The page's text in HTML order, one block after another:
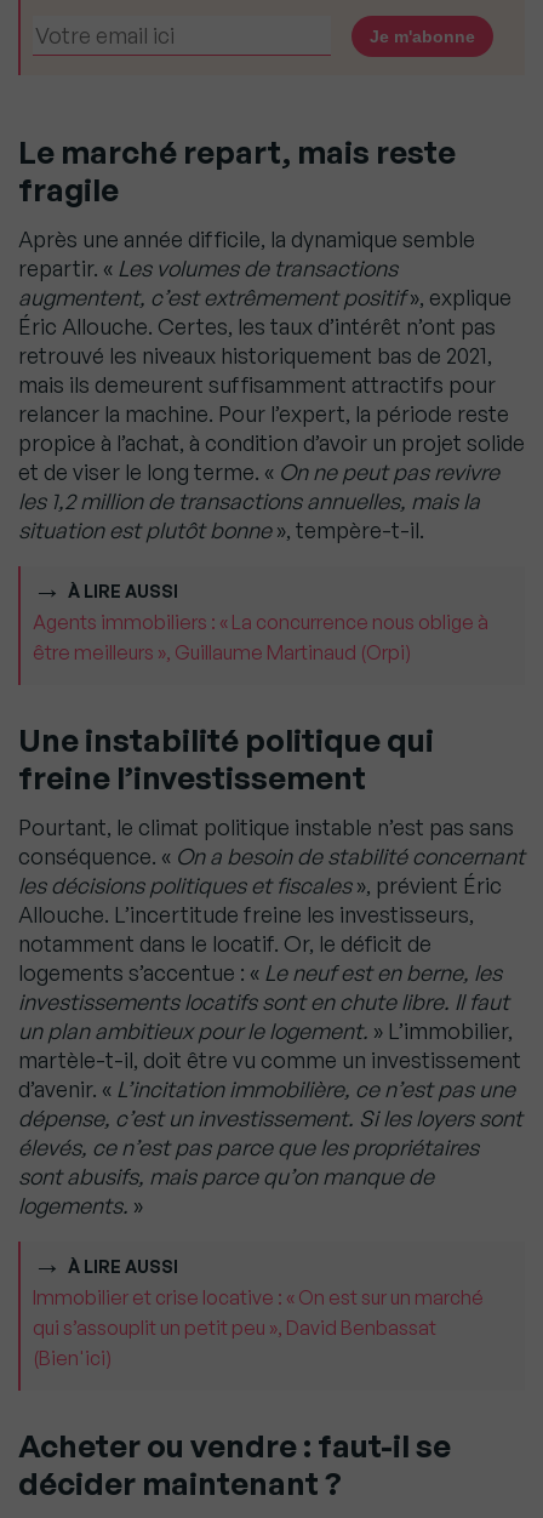
Le marché repart, mais reste
fragile
Après une année difficile, la dynamique semble
repartir. « Les volumes de transactions
augmentent, c’est extrêmement positif», explique
Éric Allouche. Certes, les taux d’intérêt n’ont pas
retrouvé les niveaux historiquement bas de 2021,
mais ils demeurent suffisamment attractifs pour
relancer la machine. Pour l’expert, la période reste
propice à l’achat, à condition d’avoir un projet solide
et de viser le long terme. « On ne peut pas revivre
les 1,2 million de transactions annuelles, mais la
situation est plutôt bonne», tempère-t-il.
À LIRE AUSSI
Agents immobiliers : « La concurrence nous oblige à
être meilleurs », Guillaume Martinaud (Orpi)
Une instabilité politique qui
freine l’investissement
Pourtant, le climat politique instable n’est pas sans
conséquence. « On a besoin de stabilité concernant
les décisions politiques et fiscales», prévient Éric
Allouche. L’incertitude freine les investisseurs,
notamment dans le locatif. Or, le déficit de
logements s’accentue : « Le neuf est en berne, les
investissements locatifs sont en chute libre. Il faut
un plan ambitieux pour le logement. » L’immobilier,
martèle-t-il, doit être vu comme un investissement
d’avenir. « L’incitation immobilière, ce n’est pas une
dépense, c’est un investissement. Si les loyers sont
élevés, ce n’est pas parce que les propriétaires
sont abusifs, mais parce qu’on manque de
logements. »
À LIRE AUSSI
Immobilier et crise locative : « On est sur un marché
qui s’assouplit un petit peu », David Benbassat
(Bien'ici)
Acheter ou vendre : faut-il se
décider maintenant ?